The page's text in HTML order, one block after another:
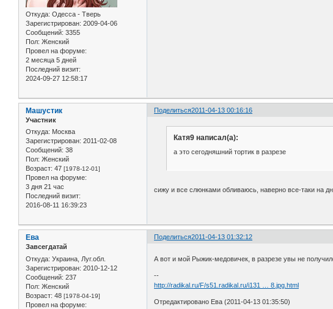
Откуда: Одесса - Тверь
Зарегистрирован: 2009-04-06
Сообщений: 3355
Пол: Женский
Провел на форуме:
2 месяца 5 дней
Последний визит:
2024-09-27 12:58:17
Поделиться2011-04-13 00:16:16
Машустик
Участник
Откуда: Москва
Зарегистрирован: 2011-02-08
Сообщений: 38
Пол: Женский
Возраст: 47 [1978-12-01]
Провел на форуме:
3 дня 21 час
Последний визит:
2016-08-11 16:39:23
Катя9 написал(а):
а это сегодняшний тортик в разрезе
сижу и все слюнками обливаюсь, наверно все-таки на
Поделиться2011-04-13 01:32:12
Ева
Завсегдатай
Откуда: Украина, Луг.обл.
Зарегистрирован: 2010-12-12
Сообщений: 237
Пол: Женский
Возраст: 48 [1978-04-19]
Провел на форуме:
А вот и мой Рыжик-медовичек, в разрезе увы не
--
http://radikal.ru/F/s51.radikal.ru/i131 … 8.jpg.html
Отредактировано Ева (2011-04-13 01:35:50)